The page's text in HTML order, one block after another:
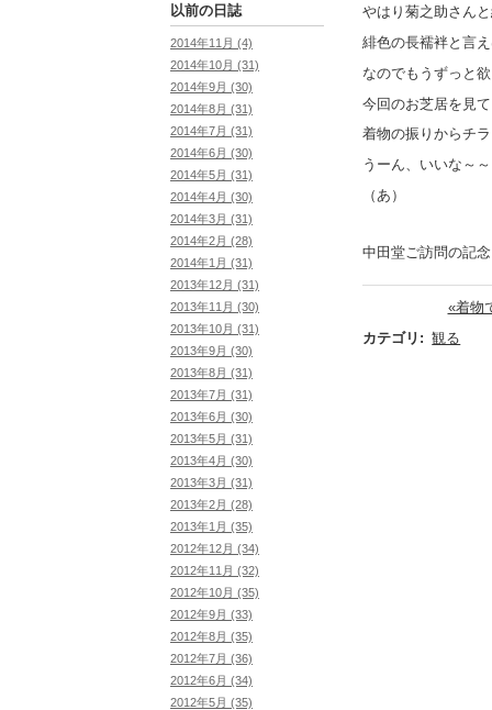
やはり菊之助さん
緋色の長襦袢と言
なのでもうずっと
今回のお芝居を見
着物の振りからチ
うーん、いいな～
（あ）
中田堂ご訪問の記
«着物
カテゴリ : 観る
以前の日誌
2014年11月 (4)
2014年10月 (31)
2014年9月 (30)
2014年8月 (31)
2014年7月 (31)
2014年6月 (30)
2014年5月 (31)
2014年4月 (30)
2014年3月 (31)
2014年2月 (28)
2014年1月 (31)
2013年12月 (31)
2013年11月 (30)
2013年10月 (31)
2013年9月 (30)
2013年8月 (31)
2013年7月 (31)
2013年6月 (30)
2013年5月 (31)
2013年4月 (30)
2013年3月 (31)
2013年2月 (28)
2013年1月 (35)
2012年12月 (34)
2012年11月 (32)
2012年10月 (35)
2012年9月 (33)
2012年8月 (35)
2012年7月 (36)
2012年6月 (34)
2012年5月 (35)